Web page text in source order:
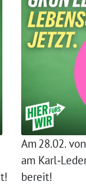
Am 28.02.
am
bereit!